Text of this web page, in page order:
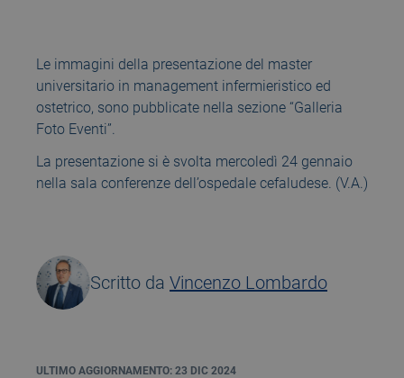
Le immagini della presentazione del master
universitario in management infermieristico ed
ostetrico, sono pubblicate nella sezione “Galleria
Foto Eventi”.
La presentazione si è svolta mercoledì 24 gennaio
nella sala conferenze dell’ospedale cefaludese. (V.A.)
Scritto da Vincenzo Lombardo
ULTIMO AGGIORNAMENTO: 23 DIC 2024